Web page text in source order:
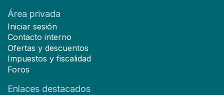
Área privada
Iniciar sesión
Contacto interno
Ofertas y descuentos
Impuestos y fiscalidad
Foros
Enlaces destacados